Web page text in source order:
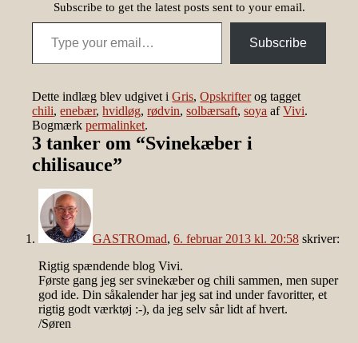
Subscribe to get the latest posts sent to your email.
Type your email…
Subscribe
Dette indlæg blev udgivet iGris,Opskrifterog tagget
chili,enebær,hvidløg,rødvin,solbærsaft,soya afVivi.
Bogmærkpermalinket.
3 tanker om “Svinekæber i
chilisauce”
GASTROmad, 6. februar 2013 kl. 20:58 skriver:
Rigtig spændende blog Vivi.
Første gang jeg ser svinekæber og chili sammen, men super
god ide. Din såkalender har jeg sat ind under favoritter, et
rigtig godt værktøj :-), da jeg selv sår lidt af hvert.
/Søren